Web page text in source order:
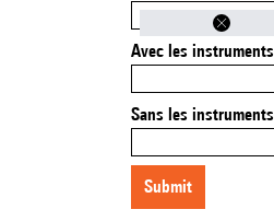
Avec les instruments
Sans les instruments
submit